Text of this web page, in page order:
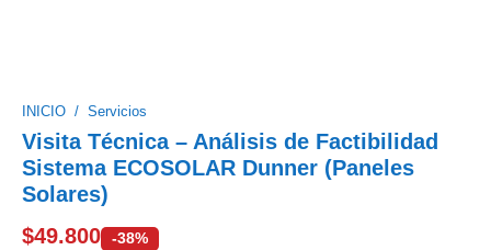
INICIO/ Servicios
Visita Técnica – Análisis de Factibilidad
Sistema ECOSOLAR Dunner (Paneles
Solares)
$49.800 -38%